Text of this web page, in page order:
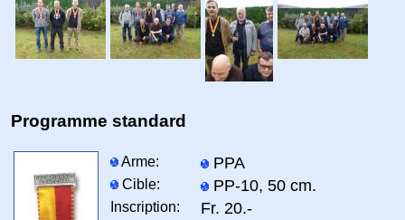
Programme standard
Arme: PPA
Cible: PP-10, 50 cm.
Inscription: Fr. 20.-